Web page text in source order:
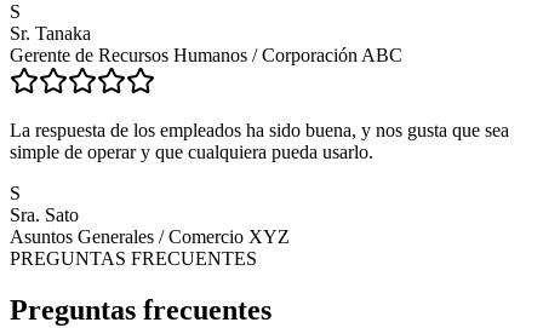
S
Sr. Tanaka
Gerente de Recursos Humanos /Corporación ABC
La respuesta de los empleados ha sido buena, y nos gusta que sea
simple de operar y que cualquiera pueda usarlo.
S
Sra. Sato
Asuntos Generales /Comercio XYZ
PREGUNTAS FRECUENTES
Preguntas frecuentes